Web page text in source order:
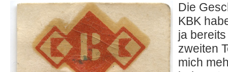
Die
KBK
ja
zweiten
mich